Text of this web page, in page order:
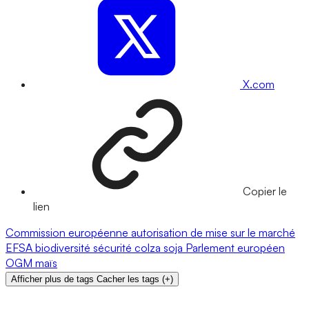
X.com
Copier le
lien
Commission européenne autorisation de mise sur le marché
EFSA biodiversité sécurité colza soja Parlement européen
OGM maïs
Afficher plus de tags Cacher les tags (+)